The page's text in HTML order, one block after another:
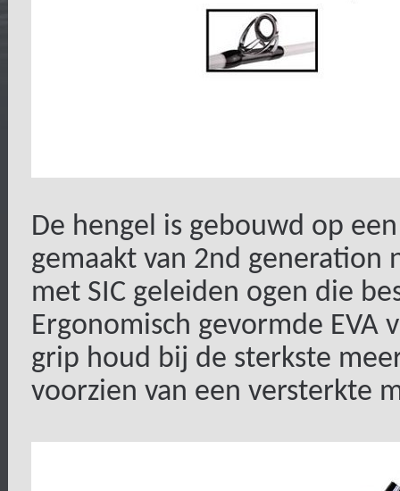
De hengel is gebouwd op
gemaakt van 2nd generation
met SIC geleiden ogen die
Ergonomisch gevormde
grip houd bij de sterkste
voorzien van een versterkte